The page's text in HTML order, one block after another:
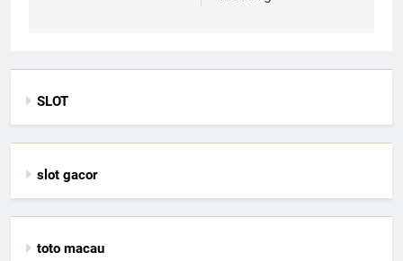
SLOT
slot gacor
toto macau